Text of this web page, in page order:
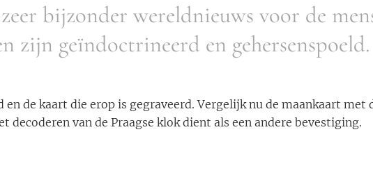
bijzonder wereldnieuws voor de
zijn geïndoctrineerd en gehersenspoeld.
en de kaart die erop is gegraveerd. Vergelijk nu de maankaart met
decoderen van de Praagse klok dient als een andere bevestiging.